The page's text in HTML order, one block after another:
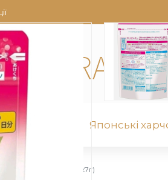
обличчя Японські
Collagen (28днійх7г)